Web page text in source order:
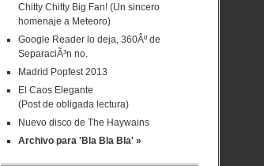
Chitty Chitty Big Fan! (Un sincero
homenaje a Meteoro)
Google Reader lo deja, 360Âº de
SeparaciÃ³n no.
Madrid Popfest 2013
El Caos Elegante
(Post de obligada lectura)
Nuevo disco de The Haywains
Archivo para 'Bla Bla Bla' »